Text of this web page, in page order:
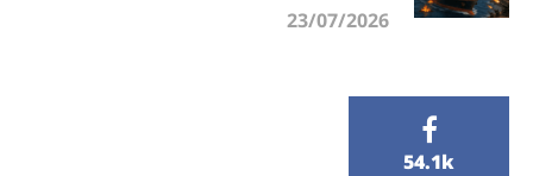
54.1k